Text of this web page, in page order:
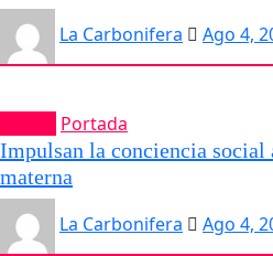
La Carbonifera
Ago 4,
Portada
Impulsan la conciencia social
materna
La Carbonifera
Ago 4,